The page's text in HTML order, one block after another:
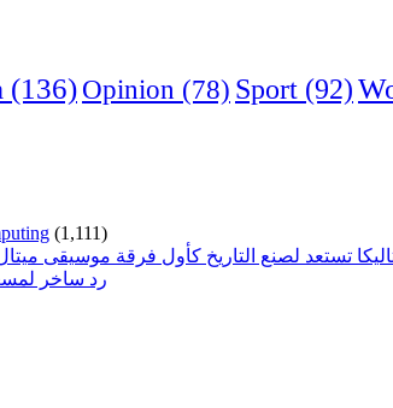
(136)Opinion (78) Sport (92)
(1,111)
تستعد لصنع التاريخ كأول فرقة موسيقى
رد ساخر